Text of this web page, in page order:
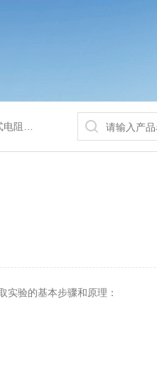
浴锅等
实验的基本步骤和原理：